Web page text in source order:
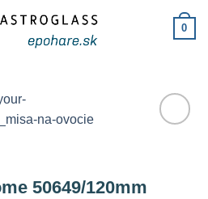
0
50649/120mm